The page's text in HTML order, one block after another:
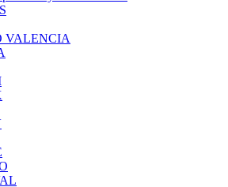
VALENCIA